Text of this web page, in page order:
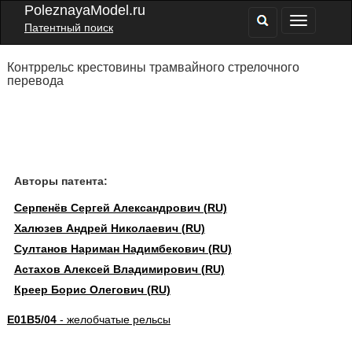
PoleznayaModel.ru
Патентный поиск
Контррельс крестовины трамвайного стрелочного
перевода
Авторы патента:
Серпенёв Сергей Александрович (RU)
Халюзев Андрей Николаевич (RU)
Султанов Нариман Надимбекович (RU)
Астахов Алексей Владимирович (RU)
Креер Борис Олегович (RU)
E01B5/04- желобчатые рельсы